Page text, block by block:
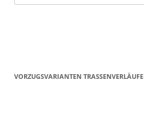
nach:
VORZUGSVARIANTEN TRASSENVERLÄUFE